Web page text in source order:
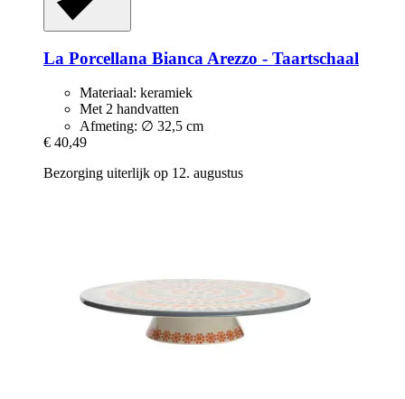
La Porcellana Bianca Arezzo -​ Taartschaal
Materiaal: keramiek
Met 2 handvatten
Afmeting: ∅ 32,5 cm
€ 40,49
Bezorging uiterlijk op 12. augustus